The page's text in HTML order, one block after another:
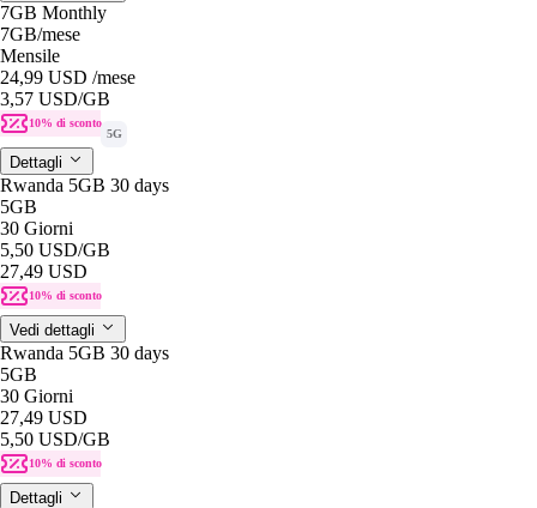
7GB Monthly
7GB/mese
Mensile
24,99 USD /mese
3,57 USD/GB
10% di sconto
5G
Dettagli
Rwanda 5GB 30 days
5GB
30 Giorni
5,50 USD/GB
27,49 USD
10% di sconto
Vedi dettagli
Rwanda 5GB 30 days
5GB
30 Giorni
27,49 USD
5,50 USD/GB
10% di sconto
Dettagli